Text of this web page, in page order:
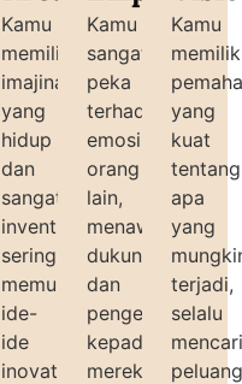
Kamu
memiliki
imajinasi
yang
hidup
dan
sangat
inventif,
seringkali
memunculkan
ide-
ide
inovatif
Kamu
sangat
peka
terhadap
emosi
orang
lain,
menawarkan
dukungan
dan
pengertian
kepada
mereka
Kamu
yang
kuat
tentang
apa
yang
terjadi,
selalu